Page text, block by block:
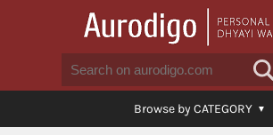
Browse by CATEGORY